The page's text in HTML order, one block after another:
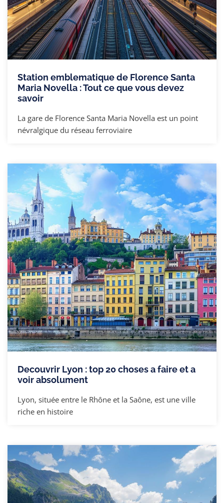
Station emblematique de Florence Santa
Maria Novella : Tout ce que vous devez
savoir
La gare de Florence Santa Maria Novella est un point
névralgique du réseau ferroviaire
Decouvrir Lyon : top 20 choses a faire et a
voir absolument
Lyon, située entre le Rhône et la Saône, est une ville
riche en histoire